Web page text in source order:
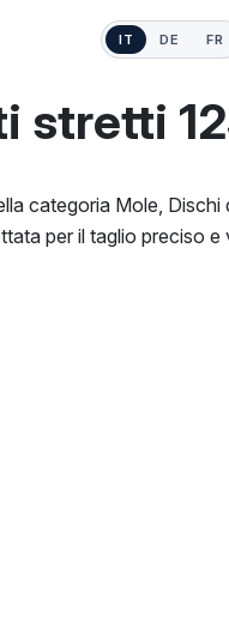
IT DE FR
stretti
categoria Mole,
per il taglio preciso